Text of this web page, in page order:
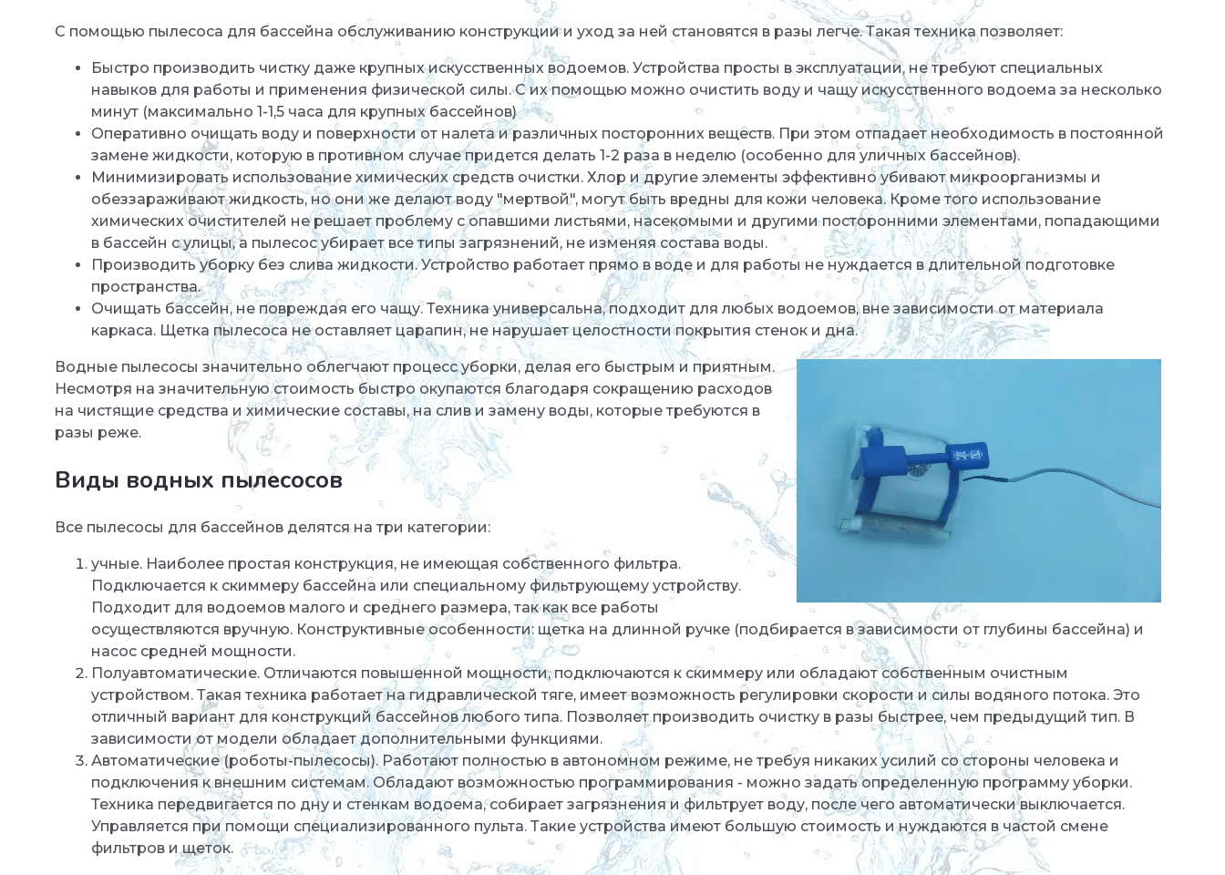
С помощью пылесоса для бассейна обслуживанию конструкции и уход за ней становятся в разы легче. Такая техника позволяет:
Быстро производить чистку даже крупных искусственных водоемов. Устройства просты в эксплуатации, не требуют специальных
навыков для работы и применения физической силы. С их помощью можно очистить воду и чащу искусственного водоема за несколько
минут (максимально 1-1,5 часа для крупных бассейнов)
Оперативно очищать воду и поверхности от налета и различных посторонних веществ. При этом отпадает необходимость в постоянной
замене жидкости, которую в противном случае придется делать 1-2 раза в неделю (особенно для уличных бассейнов).
Минимизировать использование химических средств очистки. Хлор и другие элементы эффективно убивают микроорганизмы и
обеззараживают жидкость, но они же делают воду "мертвой", могут быть вредны для кожи человека. Кроме того использование
химических очистителей не решает проблему с опавшими листьями, насекомыми и другими посторонними элементами, попадающими
в бассейн с улицы, а пылесос убирает все типы загрязнений, не изменяя состава воды.
Производить уборку без слива жидкости. Устройство работает прямо в воде и для работы не нуждается в длительной подготовке
пространства.
Очищать бассейн, не повреждая его чащу. Техника универсальна, подходит для любых водоемов, вне зависимости от материала
каркаса. Щетка пылесоса не оставляет царапин, не нарушает целостности покрытия стенок и дна.
Водные пылесосы значительно облегчают процесс уборки, делая его быстрым и приятным.
Несмотря на значительную стоимость быстро окупаются благодаря сокращению расходов
на чистящие средства и химические составы, на слив и замену воды, которые требуются в
разы реже.
Виды водных пылесосов
Все пылесосы для бассейнов делятся на три категории:
учные. Наиболее простая конструкция, не имеющая собственного фильтра.
Подключается к скиммеру бассейна или специальному фильтрующему устройству.
Подходит для водоемов малого и среднего размера, так как все работы
осуществляются вручную. Конструктивные особенности: щетка на длинной ручке (подбирается в зависимости от глубины бассейна) и
насос средней мощности.
Полуавтоматические. Отличаются повышенной мощности, подключаются к скиммеру или обладают собственным очистным
устройством. Такая техника работает на гидравлической тяге, имеет возможность регулировки скорости и силы водяного потока. Это
отличный вариант для конструкций бассейнов любого типа. Позволяет производить очистку в разы быстрее, чем предыдущий тип. В
зависимости от модели обладает дополнительными функциями.
Автоматические (роботы-пылесосы). Работают полностью в автономном режиме, не требуя никаких усилий со стороны человека и
подключения к внешним системам. Обладают возможностью программирования - можно задать определенную программу уборки.
Техника передвигается по дну и стенкам водоема, собирает загрязнения и фильтрует воду, после чего автоматически выключается.
Управляется при помощи специализированного пульта. Такие устройства имеют большую стоимость и нуждаются в частой смене
фильтров и щеток.